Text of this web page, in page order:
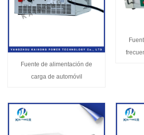
Fuente de alimentación de
carga de automóvil